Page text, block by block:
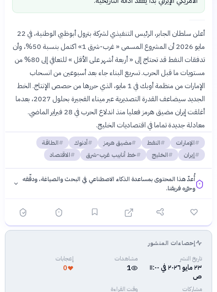
أعلن سلطان الجابر، الرئيس التنفيذي لشركة بترول أبوظبي الوطنية، في 22
مايو 2026 أن المشروع المسمى « غرب-شرق 1» اكتمل بنسبة 50%، وأن
تدفقات النفط قد تحتاج إلى « أربعة أشهر على الأقل » للتعافي إلى 80% من
مستويات ما قبل الحرب. تسريع البناء جاء بعد أسبوعين من انسحاب
الإمارات من منظمة أوبك في 1 مايو، الذي حررها من حصص الإنتاج. الخط
الجديد سيضاعف القدرة التصديرية عبر ميناء الفجيرة بحلول 2027، بعدما
أغلقت إيران مضيق هرمز فعليا منذ اندلاع الحرب في 28 فبراير الماضي.
معادلة جديدة تماما في اقتصاديات الخليج.
الإمارات النفط مضيق هرمز أدنوك
الطاقة
إيران
الخليج خط أنابيب غرب-شرق الاقتصاد
أُعدّ هذا المحتوى بمساعدة الذكاء الاصطناعي في البحث والصياغة، ودقّقه
وحرّره فريقنا.
فلسفتنا المعرفية·سياسة الذكاء الاصطناعيإحصاءات المنشور
تاريخ النشر
٢٣ مايو ٢٠٢٦ في ١١:٠٠
ص
مشاهدات
1
إعجابات
0
مشاركات وقت القراءة